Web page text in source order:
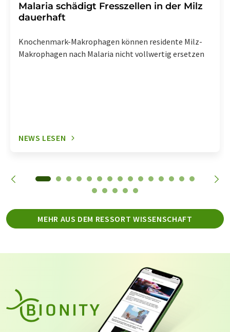
Malaria schädigt Fresszellen in der Milz
dauerhaft
Knochenmark-Makrophagen können residente Milz-
Makrophagen nach Malaria nicht vollwertig ersetzen
NEWS LESEN
MEHR AUS DEM RESSORT WISSENSCHAFT